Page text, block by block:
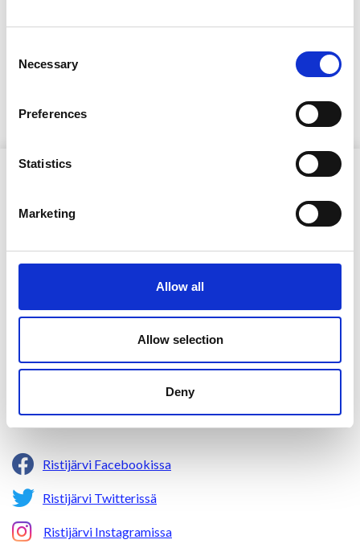
Selection
Necessary
Preferences
Statistics
Marketing
Allow all
Allow selection
Deny
Kuulus
Ristijärven kunta
Aholantie 25, 88400 Ristijärvi
yhteispalvelu@ristijarvi.fi
Ristijärvi Facebookissa
Ristijärvi Twitterissä
Ristijärvi Instagramissa